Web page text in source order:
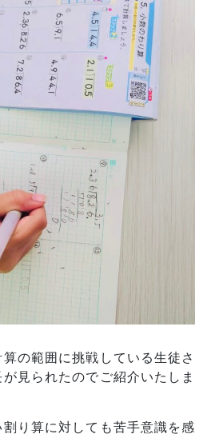
の範囲に挑戦している生徒さ
見られたのでご紹介いたしま
り算に対しても苦手意識を感